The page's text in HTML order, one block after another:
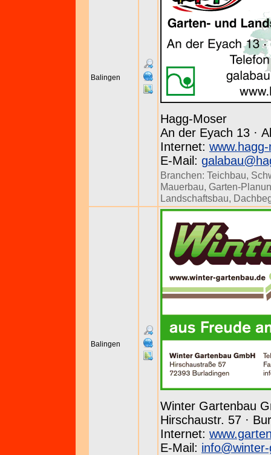
Balingen
Hagg-Moser
An der Eyach 13 ·
Internet:
E-Mail:
Branchen: Teichbau,
Mauerbau, Garten-
Landschaftsbau,
Balingen
Winter Gartenbau
Hirschaustr. 57 ·
Internet:
E-Mail: